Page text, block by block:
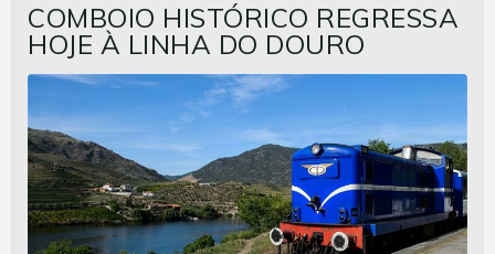
COMBOIO HISTÓRICO REGRESSA
HOJE À LINHA DO DOURO